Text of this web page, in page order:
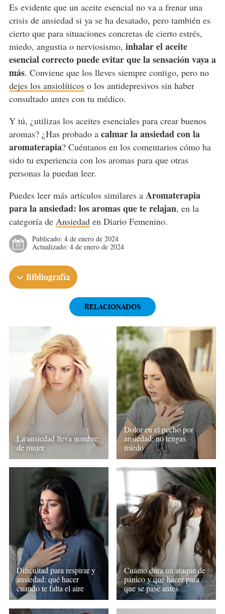
Es evidente que un aceite esencial no va a frenar una
crisis de ansiedad si ya se ha desatado, pero también es
cierto que para situaciones concretas de cierto estrés,
miedo, angustia o nerviosismo, inhalar el aceite
esencial correcto puede evitar que la sensación vaya a
más. Conviene que los lleves siempre contigo, pero no
dejes los ansiolíticoso los antidepresivos sin haber
consultado antes con tu médico.
Y tú, ¿utilizas los aceites esenciales para crear buenos
aromas? ¿Has probado a calmar la ansiedad con la
aromaterapia? Cuéntanos en los comentarios cómo ha
sido tu experiencia con los aromas para que otras
personas la puedan leer.
Puedes leer más artículos similares a Aromaterapia
para la ansiedad: los aromas que te relajan, en la
categoría de Ansiedaden Diario Femenino.
Publicado: 4 de enero de 2024
Actualizado: 4 de enero de 2024
Bibliografía
RELACIONADOS
La ansiedad lleva nombre
de mujer
Dolor en el pecho por
ansiedad: no tengas
miedo
Dificultad para respirar y
ansiedad: qué hacer
cuando te falta el aire
Cuánto dura un ataque de
pánico y qué hacer para
que se pase antes